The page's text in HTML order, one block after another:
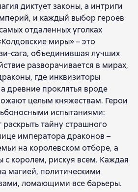
Евгения Соловьева
Izmailova Елена Болотонь
Marina Komarova
Theresa Tour
Лилия Роджер
Оливия Штерн
Александра Гринберг
Хаимович
Marina Surzhevskaya
Валерия Чернованова
Мика Ртуть Olga Guseynova
Блинова Анна Одувалова
Сапфир Эля Рин
Купава Огинская
Медведева
Савченкова
диктует законы, а интриги
и каждый выбор героев
отдаленных уголках
миры» – это
сага, объединившая лучших
разворачивается в мирах,
где инквизиторы
древние проклятья вроде
целым княжествам. Герои
испытаниями:
тайну страшного
императора драконов –
на королевском отборе, а
с королем, рискуя всем. Каждая
магией, политическими
ломающими все барьеры.